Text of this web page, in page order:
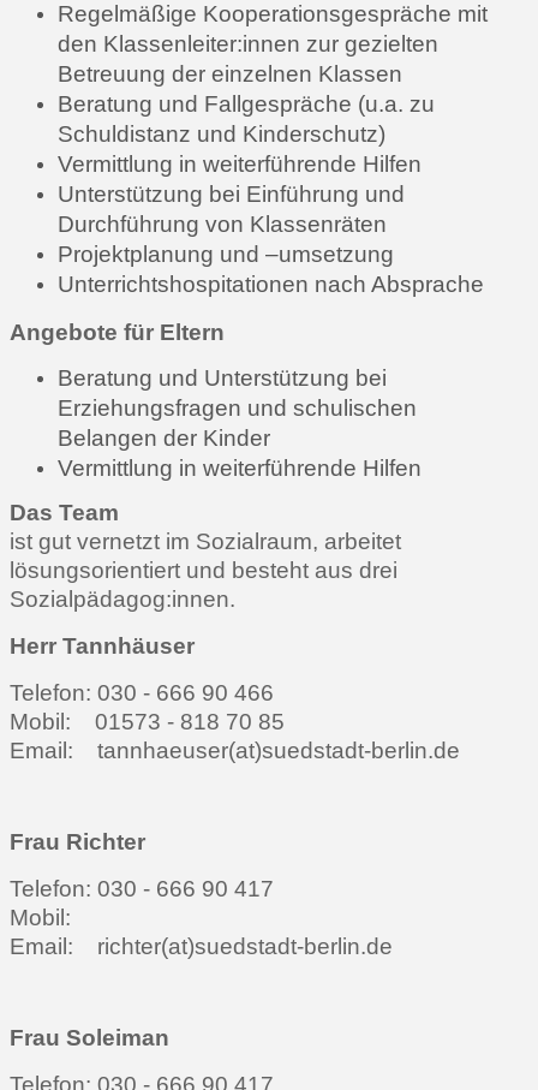
Regelmäßige Kooperationsgespräche mit
den Klassenleiter:innen zur gezielten
Betreuung der einzelnen Klassen
Beratung und Fallgespräche (u.a. zu
Schuldistanz und Kinderschutz)
Vermittlung in weiterführende Hilfen
Unterstützung bei Einführung und
Durchführung von Klassenräten
Projektplanung und –umsetzung
Unterrichtshospitationen nach Absprache
Angebote für Eltern
Beratung und Unterstützung bei
Erziehungsfragen und schulischen
Belangen der Kinder
Vermittlung in weiterführende Hilfen
Das Team
ist gut vernetzt im Sozialraum, arbeitet
lösungsorientiert und besteht aus drei
Sozialpädagog:innen.
Herr Tannhäuser
Telefon: 030 - 666 90 466
Mobil: 01573 - 818 70 85
Email: tannhaeuser(at)suedstadt-berlin.de
Frau Richter
Telefon: 030 - 666 90 417
Mobil:
Email: richter(at)suedstadt-berlin.de
Frau Soleiman
Telefon: 030 - 666 90 417